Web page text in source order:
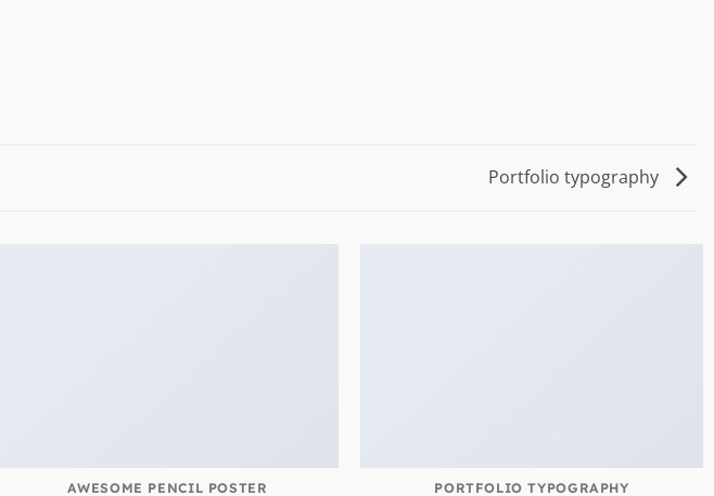
Portfolio typography
AWESOME PENCIL POSTER PORTFOLIO TYPOGRAPHY